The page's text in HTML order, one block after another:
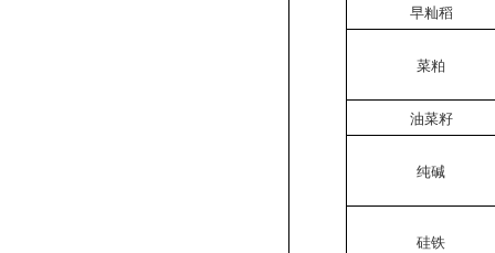
早籼稻
菜粕
油菜籽
纯碱
硅铁